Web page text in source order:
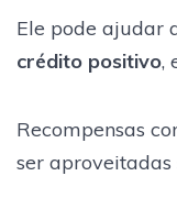
Ele pode ajudar
crédito positivo,
Recompensas
ser aproveitadas